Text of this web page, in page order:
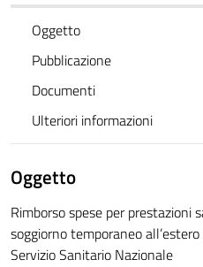
Oggetto
Pubblicazione
Documenti
Ulteriori informazioni
Oggetto
Rimborso spese per prestazioni
soggiorno temporaneo
Servizio Sanitario Nazionale